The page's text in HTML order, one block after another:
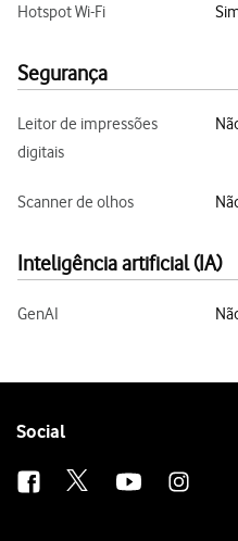
Hotspot Wi-Fi
Segurança
Leitor de impressões
digitais
Scanner de olhos
Inteligência artificial (IA)
GenAI
Follow
Social